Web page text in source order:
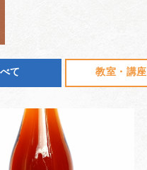
て 教室・講座